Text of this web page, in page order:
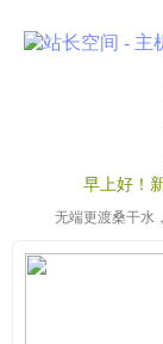
早上好！
无端更渡桑干水